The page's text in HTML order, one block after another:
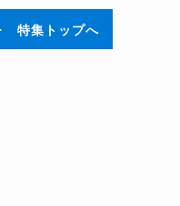
特集トップへ